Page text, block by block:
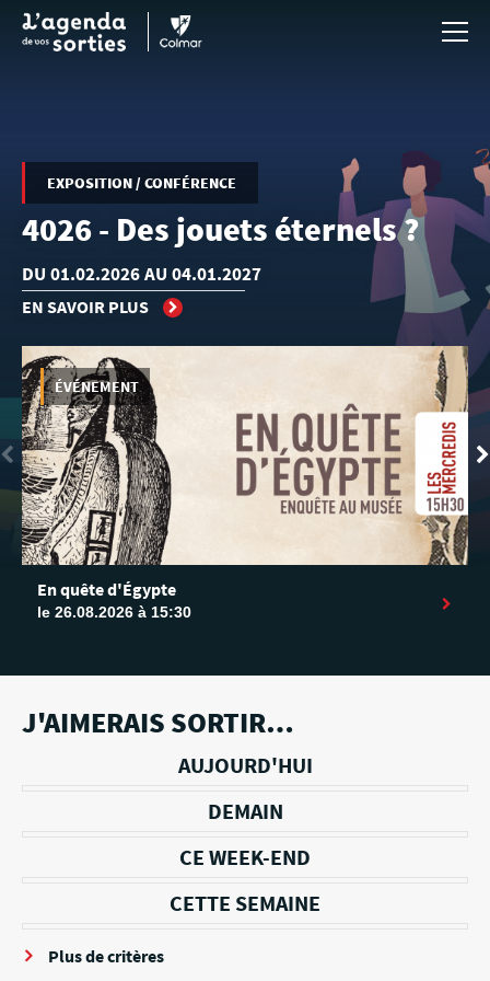
Aller au contenu principal
EXPOSITION / CONFÉRENCE
4026 - Des jouets éternels ?
DU 01.02.2026 AU 04.01.2027
EN SAVOIR PLUS
ÉVÉNEMENT
En quête d'Égypte
le 26.08.2026 à 15:30
J'AIMERAIS SORTIR…
AUJOURD'HUI
DEMAIN
CE WEEK-END
CETTE SEMAINE
Plus de critères